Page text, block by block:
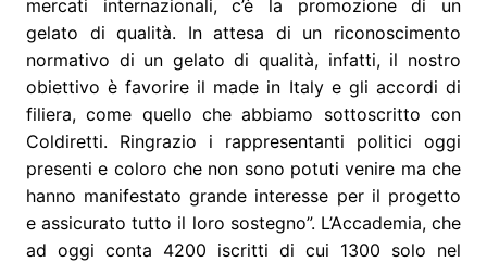
mercati internazionali, c’è la promozione di un
gelato di qualità. In attesa di un riconoscimento
normativo di un gelato di qualità, infatti, il nostro
obiettivo è favorire il made in Italy e gli accordi di
filiera, come quello che abbiamo sottoscritto con
Coldiretti. Ringrazio i rappresentanti politici oggi
presenti e coloro che non sono potuti venire ma che
hanno manifestato grande interesse per il progetto
e assicurato tutto il loro sostegno”. L’Accademia, che
ad oggi conta 4200 iscritti di cui 1300 solo nel